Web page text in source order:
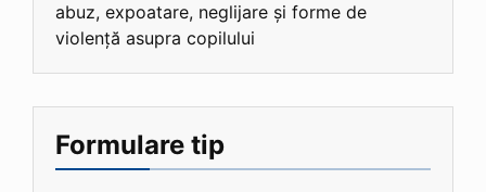
abuz, expoatare, neglijare și forme de
violență asupra copilului
Formulare tip